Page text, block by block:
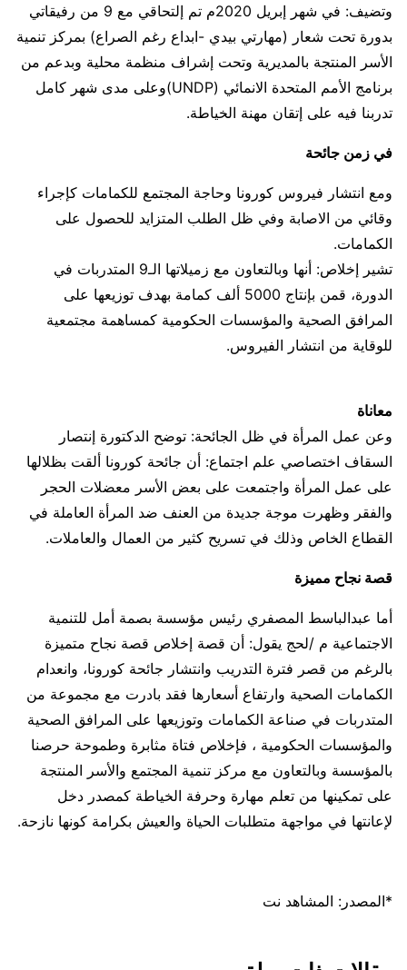
وتضيف: في شهر إبريل 2020م تم إلتحاقي مع 9 من رفيقاتي
بدورة تحت شعار (مهارتي بيدي -ابداع رغم الصراع) بمركز تنمية
الأسر المنتجة بالمديرية وتحت إشراف منظمة محلية وبدعم من
برنامج الأمم المتحدة الانمائي (UNDP)وعلى مدى شهر كامل
تدربنا فيه على إتقان مهنة الخياطة.
في زمن جائحة
ومع انتشار فيروس كورونا وحاجة المجتمع للكمامات كإجراء
وقائي من الاصابة وفي ظل الطلب المتزايد للحصول على
الكمامات.
تشير إخلاص: أنها وبالتعاون مع زميلاتها الـ9 المتدربات في
الدورة، قمن بإنتاج 5000 ألف كمامة بهدف توزيعها على
المرافق الصحية والمؤسسات الحكومية كمساهمة مجتمعية
للوقاية من انتشار الفيروس.
معاناة
وعن عمل المرأة في ظل الجائحة: توضح الدكتورة إنتصار
السقاف اختصاصي علم اجتماع: أن جائحة كورونا ألقت بظلالها
على عمل المرأة واجتمعت على بعض الأسر معضلات الحجر
والفقر وظهرت موجة جديدة من العنف ضد المرأة العاملة في
القطاع الخاص وذلك في تسريح كثير من العمال والعاملات.
قصة نجاح مميزة
أما عبدالباسط المصفري رئيس مؤسسة بصمة أمل للتنمية
الاجتماعية م /لحج يقول: أن قصة إخلاص قصة نجاح متميزة
بالرغم من قصر فترة التدريب وانتشار جائحة كورونا، وانعدام
الكمامات الصحية وارتفاع أسعارها فقد بادرت مع مجموعة من
المتدربات في صناعة الكمامات وتوزيعها على المرافق الصحية
والمؤسسات الحكومية ، فإخلاص فتاة مثابرة وطموحة حرصنا
بالمؤسسة وبالتعاون مع مركز تنمية المجتمع والأسر المنتجة
على تمكينها من تعلم مهارة وحرفة الخياطة كمصدر دخل
لإعانتها في مواجهة متطلبات الحياة والعيش بكرامة كونها نازحة.
*المصدر: المشاهد نت